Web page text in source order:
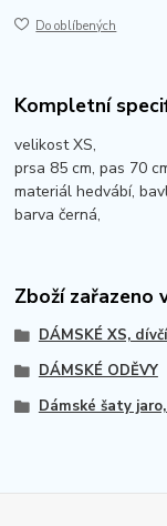
Do oblíbených
Kompletní
velikost XS,
prsa 85 cm, pas 70
materiál hedvábí,
barva černá,
Zboží zařazeno
DÁMSKÉ XS,
DÁMSKÉ ODĚVY
Dámské šaty